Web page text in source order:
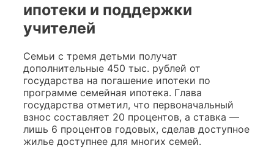
ипотеки и поддержки
учителей
Семьи с тремя детьми получат
дополнительные 450 тыс. рублей от
государства на погашение ипотеки по
программе семейная ипотека. Глава
государства отметил, что первоначальный
взнос составляет 20 процентов, а ставка —
лишь 6 процентов годовых, сделав доступное
жилье доступнее для многих семей.